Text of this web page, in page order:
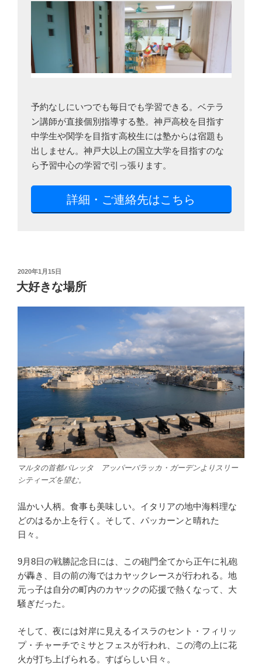
予約なしにいつでも毎日でも学習できる。ベテラ
ン講師が直接個別指導する塾。神戸高校を目指す
中学生や関学を目指す高校生には塾からは宿題も
出しません。神戸大以上の国立大学を目指すのな
ら予習中心の学習で引っ張ります。
詳細・ご連絡先はこちら
投
稿
日:
2020年1月15日
大好きな場所
マルタの首都バレッタ アッパーバラッカ・ガーデンよりスリー
シティーズを望む。
温かい人柄。食事も美味しい。イタリアの地中海料理な
どのはるか上を行く。そして、パッカーンと晴れた
日々。
9月8日の戦勝記念日には、この砲門全てから正午に礼砲
が轟き、目の前の海ではカヤックレースが行われる。地
元っ子は自分の町内のカヤックの応援で熱くなって、大
騒ぎだった。
そして、夜には対岸に見えるイスラのセント・フィリッ
プ・チャーチでミサとフェスが行われ、この湾の上に花
火が打ち上げられる。すばらしい日々。